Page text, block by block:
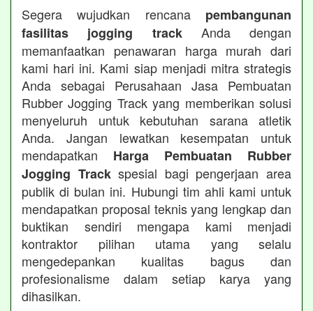
Segera wujudkan rencana pembangunan
fasilitas jogging trackAnda dengan
memanfaatkan penawaran harga murah dari
kami hari ini. Kami siap menjadi mitra strategis
Anda sebagai Perusahaan Jasa Pembuatan
Rubber Jogging Track yang memberikan solusi
menyeluruh untuk kebutuhan sarana atletik
Anda. Jangan lewatkan kesempatan untuk
mendapatkan Harga Pembuatan Rubber
Jogging Trackspesial bagi pengerjaan area
publik di bulan ini. Hubungi tim ahli kami untuk
mendapatkan proposal teknis yang lengkap dan
buktikan sendiri mengapa kami menjadi
kontraktor pilihan utama yang selalu
mengedepankan kualitas bagus dan
profesionalisme dalam setiap karya yang
dihasilkan.